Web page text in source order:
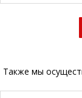
Также мы